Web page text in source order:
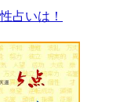
占いは！